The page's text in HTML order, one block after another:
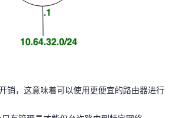
销，这意味着可以使用更便宜的路由器进行